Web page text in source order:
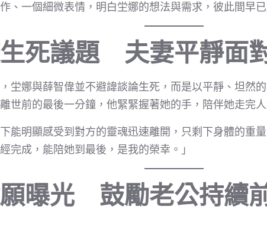
、一個細微表情，明白坣娜的想法與需求，彼此間早
死議題 夫妻平靜面
坣娜與薛智偉並不避諱談論生死，而是以平靜、坦然
世前的最後一分鐘，他緊緊握著她的手，陪伴她走完
能明顯感受到對方的靈魂迅速離開，只剩下身體的重
完成，能陪她到最後，是我的榮幸。」
曝光 鼓勵老公持續